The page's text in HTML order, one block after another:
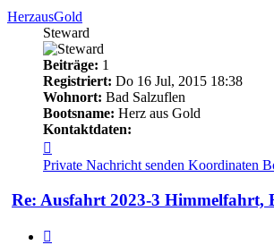
HerzausGold
Steward
Beiträge: 1
Registriert: Do 16 Jul, 2015 18:38
Wohnort: Bad Salzuflen
Bootsname: Herz aus Gold
Kontaktdaten:
von
HerzausGold
Private Nachricht senden Koordinaten
Re: Ausfahrt 2023-3 Himmelfahrt,